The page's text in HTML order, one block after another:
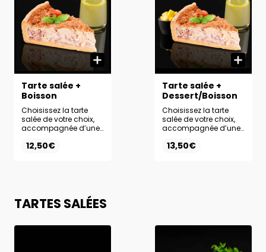
Tarte salée +
Boisson
Choisissez la tarte
salée de votre choix,
accompagnée d’une
au choix.
12,50€
Tarte salée +
Dessert/Boisson
Choisissez la tarte
salée de votre choix,
accompagnée d’une
au choix. Complétez
13,50€
TARTES SALÉES